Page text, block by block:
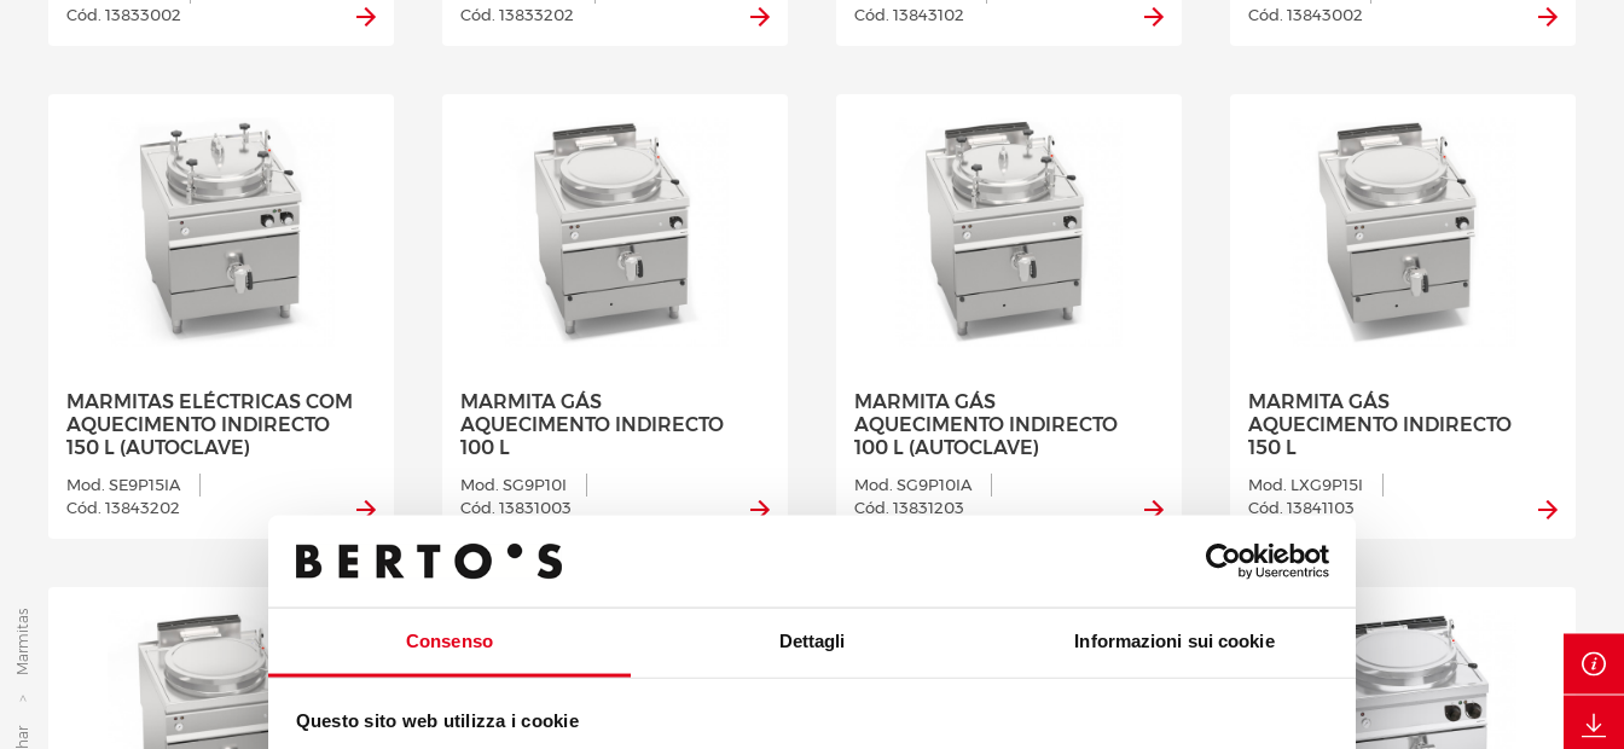
Consenso Dettagli Informazioni sui cookie
Questo sito web utilizza i cookie
Marmitas
Cód. 13833002
Cód. 13833202
Cód. 13843102
Cód. 13843002
MARMITAS ELÉCTRICAS COM
AQUECIMENTO INDIRECTO
150 L (AUTOCLAVE)
Mod. SE9P15IA
Cód. 13843202
MARMITA GÁS
AQUECIMENTO INDIRECTO
100 L
Mod. SG9P10I
Cód. 13831003
MARMITA GÁS
AQUECIMENTO INDIRECTO
100 L (AUTOCLAVE)
Mod. SG9P10IA
Cód. 13831203
MARMITA GÁS
AQUECIMENTO INDIRECTO
150 L
Mod. LXG9P15I
Cód. 13841103